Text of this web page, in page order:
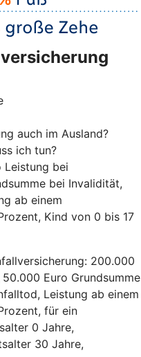
auch im Ausland?
ich tun?
Leistung bei
bei Invalidität,
ab einem
Kind von 0 bis 17
200.000
Euro Grundsumme
Leistung ab einem
für ein
0 Jahre,
30 Jahre,